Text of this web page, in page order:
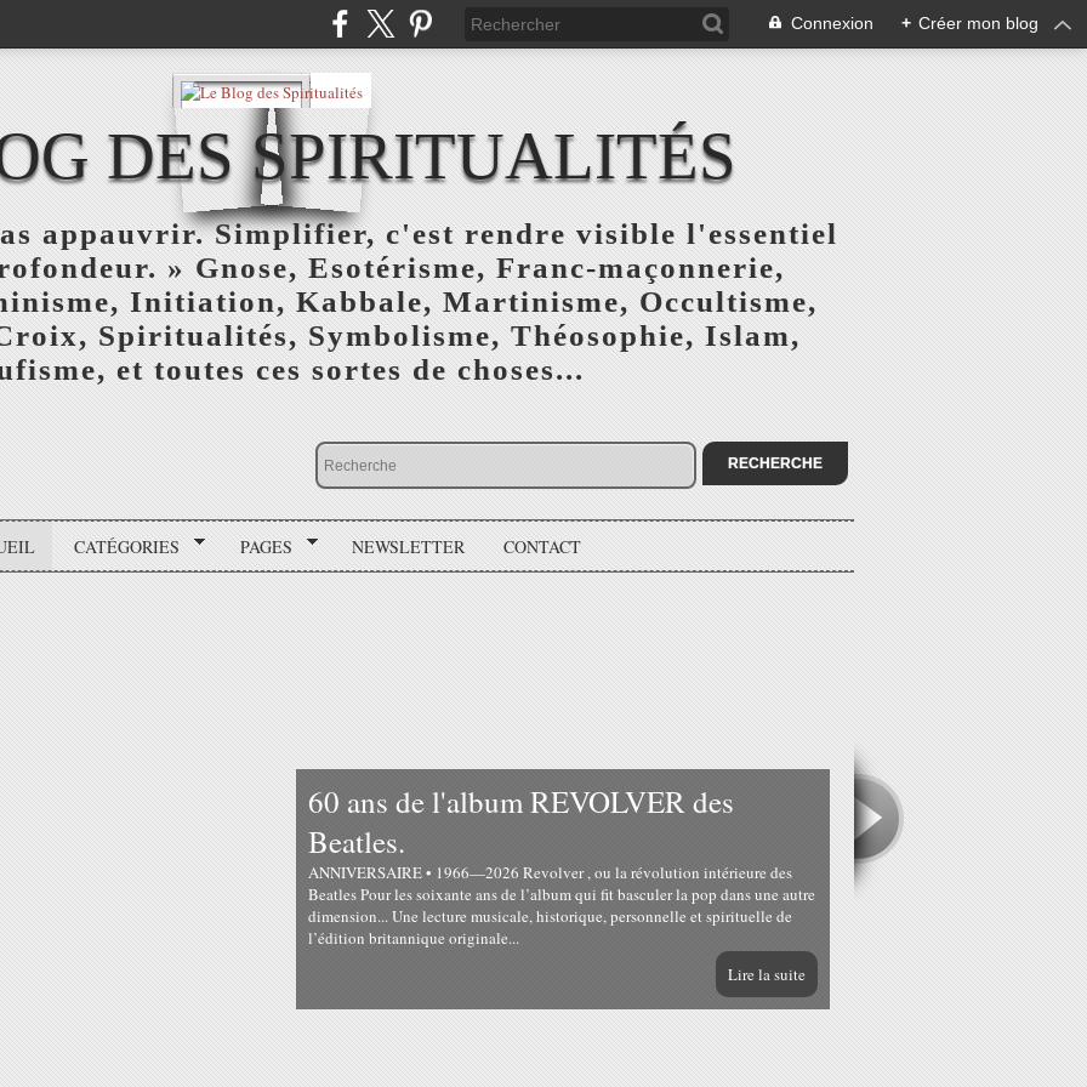
Connexion + Créer mon blog
DES SPIRITUALITÉS
appauvrir. Simplifier, c'est rendre visible l'essentiel
» Gnose, Esotérisme, Franc-maçonnerie,
Initiation, Kabbale, Martinisme, Occultisme,
Spiritualités, Symbolisme, Théosophie, Islam,
et toutes ces sortes de choses...
CATÉGORIES PAGES NEWSLETTER CONTACT
60 ans de l'album REVOLVER des
Beatles.
ANNIVERSAIRE • 1966—2026 Revolver , ou la révolution intérieure des
Beatles Pour les soixante ans de l’album qui fit basculer la pop dans une autre
dimension... Une lecture musicale, historique, personnelle et spirituelle de
l’édition britannique originale...
Lire la suite